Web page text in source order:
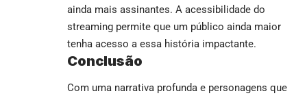
ainda mais assinantes. A acessibilidade do
streaming permite que um público ainda maior
tenha acesso a essa história impactante.
Conclusão
Com uma narrativa profunda e personagens que